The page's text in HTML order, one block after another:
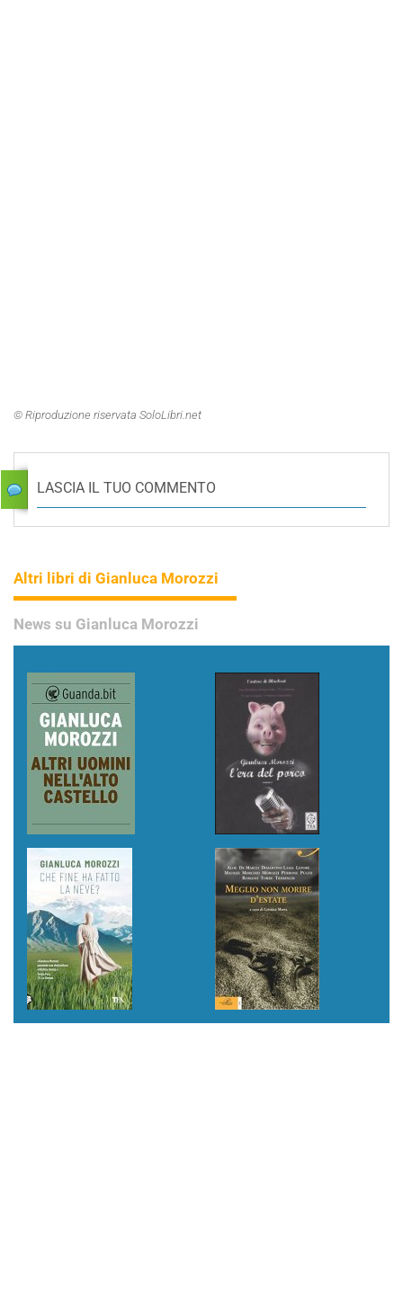
© Riproduzione riservata SoloLibri.net
LASCIA IL TUO COMMENTO
Altri libri di Gianluca Morozzi
News su Gianluca Morozzi